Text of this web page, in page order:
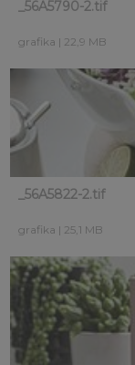
_56A5790-2.tif
grafika | 22,9 MB
_56A5822-2.tif
grafika | 25,1 MB